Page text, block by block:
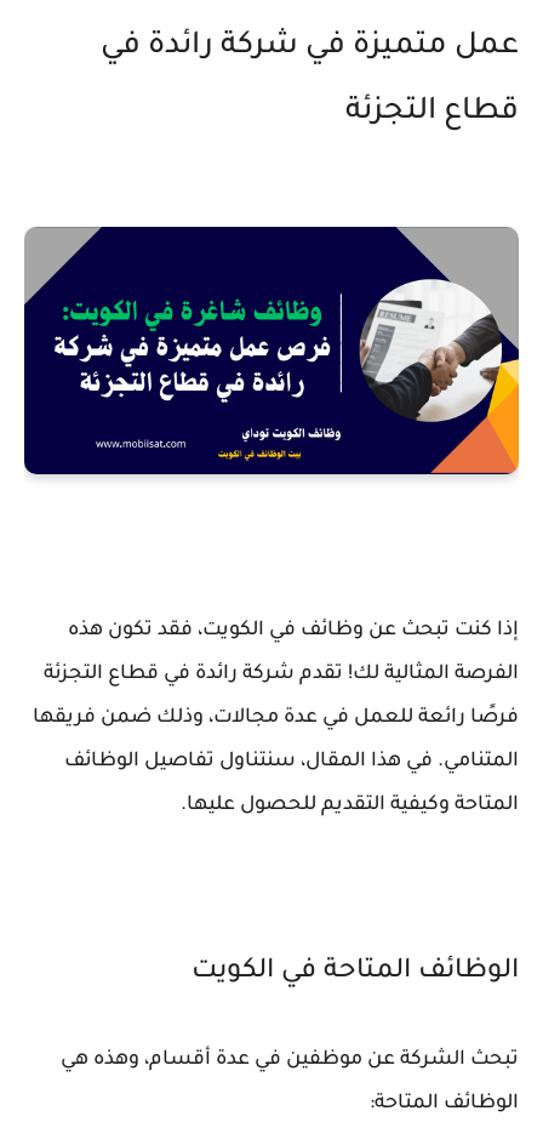
عمل متميزة في شركة رائدة في
قطاع التجزئة
إذا كنت تبحث عن وظائف في الكويت، فقد تكون هذه
الفرصة المثالية لك! تقدم شركة رائدة في قطاع التجزئة
فرصًا رائعة للعمل في عدة مجالات، وذلك ضمن فريقها
المتنامي. في هذا المقال، سنتناول تفاصيل الوظائف
المتاحة وكيفية التقديم للحصول عليها.
الوظائف المتاحة في الكويت
تبحث الشركة عن موظفين في عدة أقسام، وهذه هي
الوظائف المتاحة: